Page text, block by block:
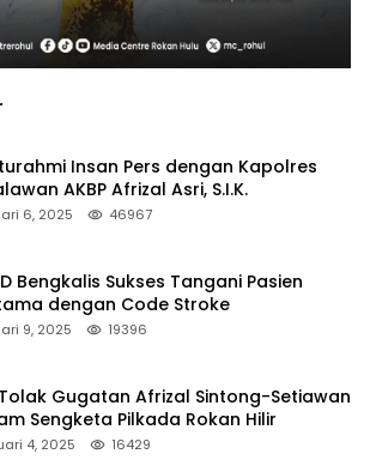
Insan Pers dengan Kapolres
AKBP Afrizal Asri, S.I.K.
6, 2025 46967
Bengkalis Sukses Tangani Pasien
dengan Code Stroke
9, 2025 19396
Gugatan Afrizal Sintong-Setiawan
Sengketa Pilkada Rokan Hilir
4, 2025 16429